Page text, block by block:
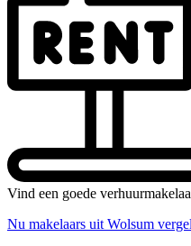
Vind een goede
Nu makelaars uit Wolsum